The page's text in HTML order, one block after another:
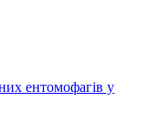
ентомофагів у